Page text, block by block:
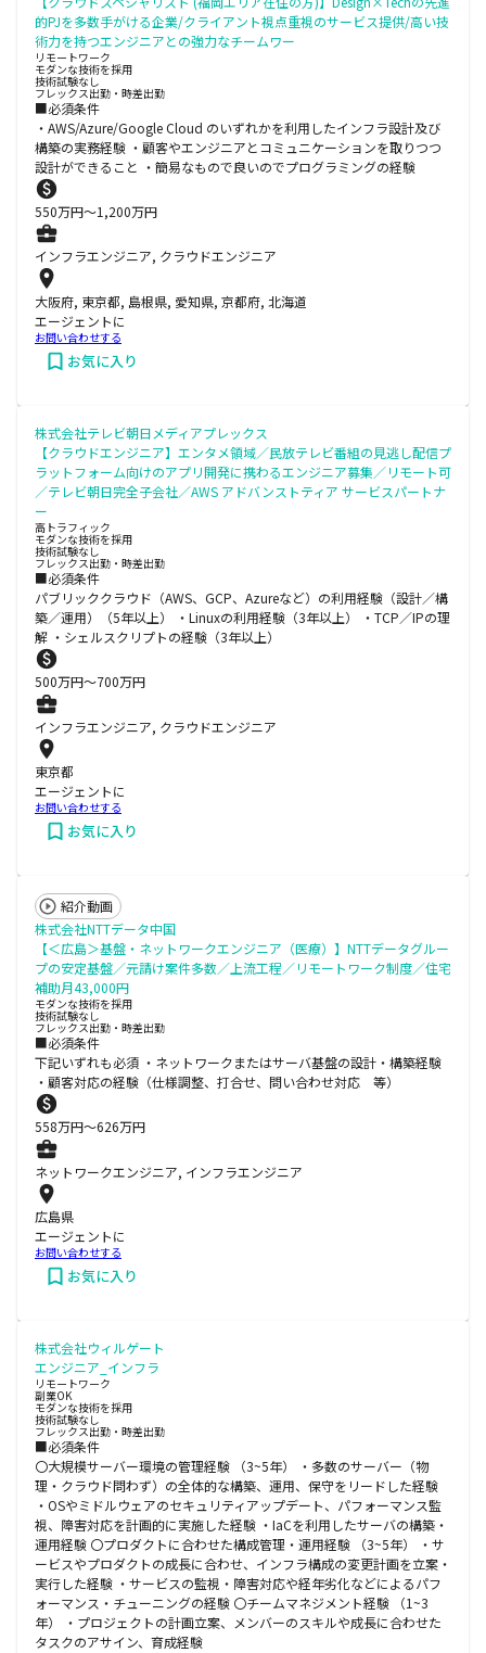
的PJを多数手がける企業/クライアント視点重視のサービス提供/高い技
術力を持つエンジニアとの強力なチームワー
リモートワーク
モダンな技術を採用
技術試験なし
フレックス出勤・時差出勤
■必須条件
・AWS/Azure/Google Cloud のいずれかを利用したインフラ設計及び
構築の実務経験 ・顧客やエンジニアとコミュニケーションを取りつつ
設計ができること ・簡易なもので良いのでプログラミングの経験
550万円〜1,200万円
インフラエンジニア, クラウドエンジニア
大阪府, 東京都, 島根県, 愛知県, 京都府, 北海道
エージェントに
お問い合わせする
お気に入り
株式会社テレビ朝日メディアプレックス
【クラウドエンジニア】エンタメ領域／民放テレビ番組の見逃し配信プ
ラットフォーム向けのアプリ開発に携わるエンジニア募集／リモート可
／テレビ朝日完全子会社／AWS アドバンストティア サービスパートナ
ー
高トラフィック
モダンな技術を採用
技術試験なし
フレックス出勤・時差出勤
■必須条件
パブリッククラウド（AWS、GCP、Azureなど）の利用経験（設計／構
築／運用）（5年以上） ・Linuxの利用経験（3年以上） ・TCP／IPの理
解 ・シェルスクリプトの経験（3年以上）
500万円〜700万円
インフラエンジニア, クラウドエンジニア
東京都
エージェントに
お問い合わせする
お気に入り
紹介動画
株式会社NTTデータ中国
【＜広島＞基盤・ネットワークエンジニア（医療）】NTTデータグルー
プの安定基盤／元請け案件多数／上流工程／リモートワーク制度／住宅
補助月43,000円
モダンな技術を採用
技術試験なし
フレックス出勤・時差出勤
■必須条件
下記いずれも必須 ・ネットワークまたはサーバ基盤の設計・構築経験
・顧客対応の経験（仕様調整、打合せ、問い合わせ対応 等）
558万円〜626万円
ネットワークエンジニア, インフラエンジニア
広島県
エージェントに
お問い合わせする
お気に入り
株式会社ウィルゲート
エンジニア_インフラ
リモートワーク
副業OK
モダンな技術を採用
技術試験なし
フレックス出勤・時差出勤
■必須条件
〇大規模サーバー環境の管理経験 （3~5年） ・多数のサーバー（物
理・クラウド問わず）の全体的な構築、運用、保守をリードした経験
・OSやミドルウェアのセキュリティアップデート、パフォーマンス監
視、障害対応を計画的に実施した経験 ・IaCを利用したサーバの構築・
運用経験 〇プロダクトに合わせた構成管理・運用経験 （3~5年） ・サ
ービスやプロダクトの成長に合わせ、インフラ構成の変更計画を立案・
実行した経験 ・サービスの監視・障害対応や経年劣化などによるパフ
ォーマンス・チューニングの経験 〇チームマネジメント経験 （1~3
年） ・プロジェクトの計画立案、メンバーのスキルや成長に合わせた
タスクのアサイン、育成経験